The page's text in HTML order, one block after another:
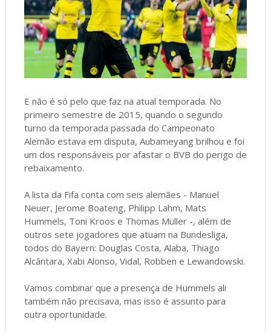
E não é só pelo que faz na atual temporada. No
primeiro semestre de 2015, quando o segundo
turno da temporada passada do Campeonato
Alemão estava em disputa, Aubameyang brilhou e foi
um dos responsáveis por afastar o BVB do perigo de
rebaixamento.
A lista da Fifa conta com seis alemães - Manuel
Neuer, Jerome Boateng, Philipp Lahm, Mats
Hummels, Toni Kroos e Thomas Müller -, além de
outros sete jogadores que atuam na Bundesliga,
todos do Bayern: Douglas Costa, Alaba, Thiago
Alcântara, Xabi Alonso, Vidal, Robben e Lewandowski.
Vamos combinar que a presença de Hummels ali
também não precisava, mas isso é assunto para
outra oportunidade.